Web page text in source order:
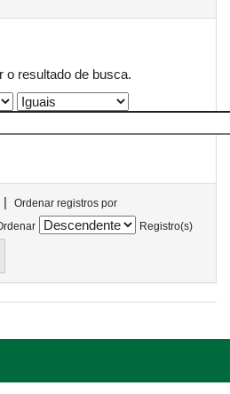
o resultado de busca.
|
Ordenar registros por
Registro(s)